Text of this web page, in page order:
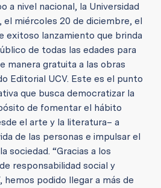
a nivel nacional, la Universidad
el miércoles 20 de diciembre, el
exitoso lanzamiento que brinda
de todas las edades para
manera gratuita a las obras
Editorial UCV. Este es el punto
que busca democratizar la
de fomentar el hábito
el arte y la literatura– a
de las personas e impulsar el
sociedad. “Gracias a los
responsabilidad social y
hemos podido llegar a más de